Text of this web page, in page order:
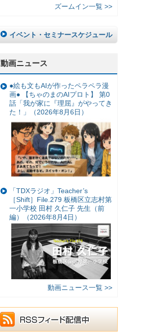
ズームイン一覧 >>
イベント・セミナースケジュール
動画ニュース
●絵も文もAIが作ったペラペラ漫
画● 【ちゃのまのAIプロト】 第0
話「我が家に『理屈』がやってき
た！」（2026年8月6日）
「TDXラジオ」Teacher’s
［Shift］File.279 板橋区立志村第
一小学校 田村 久仁子 先生（前
編）（2026年8月4日）
動画ニュース一覧 >>